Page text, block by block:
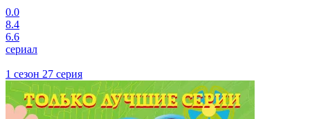
0.0
8.4
6.6
сериал
1 сезон 27 серия